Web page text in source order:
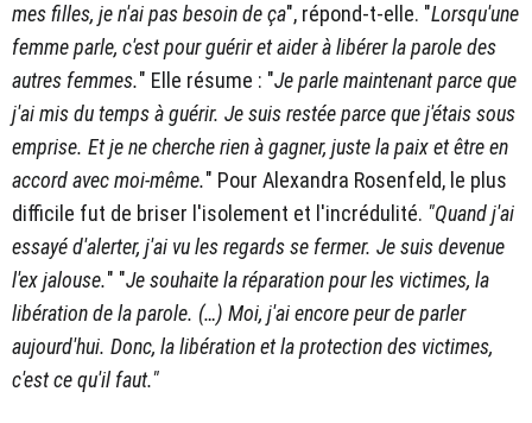
mes filles, je n'ai pas besoin de ça", répond-t-elle. "Lorsqu'une
femme parle, c'est pour guérir et aider à libérer la parole des
autres femmes." Elle résume : "Je parle maintenant parce que
j'ai mis du temps à guérir. Je suis restée parce que j'étais sous
emprise. Et je ne cherche rien à gagner, juste la paix et être en
accord avec moi-même." Pour Alexandra Rosenfeld, le plus
difficile fut de briser l'isolement et l'incrédulité. "Quand j'ai
essayé d'alerter, j'ai vu les regards se fermer. Je suis devenue
l'ex jalouse." "Je souhaite la réparation pour les victimes, la
libération de la parole. (…) Moi, j'ai encore peur de parler
aujourd'hui. Donc, la libération et la protection des victimes,
c'est ce qu'il faut."